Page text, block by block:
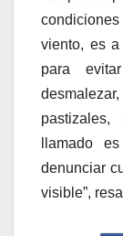
viento, es a
para
llamado
denunciar
visible”,